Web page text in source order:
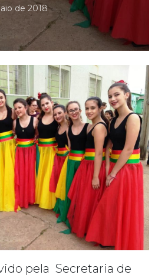
de 2018
pela Secretaria de